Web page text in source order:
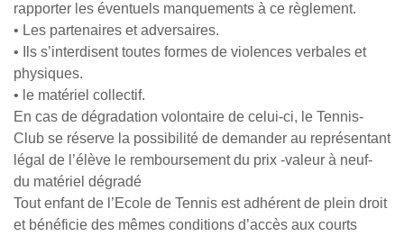
rapporter les éventuels manquements à ce règlement.
• Les partenaires et adversaires.
• Ils s’interdisent toutes formes de violences verbales et
physiques.
• le matériel collectif.
En cas de dégradation volontaire de celui-ci, le Tennis-
Club se réserve la possibilité de demander au représentant
légal de l’élève le remboursement du prix -valeur à neuf-
du matériel dégradé
Tout enfant de l’Ecole de Tennis est adhérent de plein droit
et bénéficie des mêmes conditions d’accès aux courts